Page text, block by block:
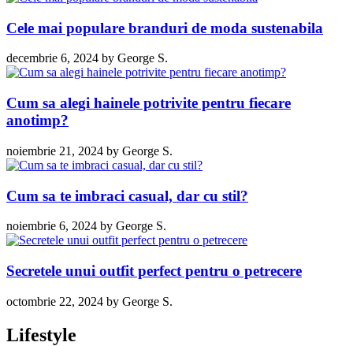
Cele mai populare branduri de moda sustenabila
decembrie 6, 2024 by George S.
Cum sa alegi hainele potrivite pentru fiecare
anotimp?
noiembrie 21, 2024 by George S.
Cum sa te imbraci casual, dar cu stil?
noiembrie 6, 2024 by George S.
Secretele unui outfit perfect pentru o petrecere
octombrie 22, 2024 by George S.
Lifestyle